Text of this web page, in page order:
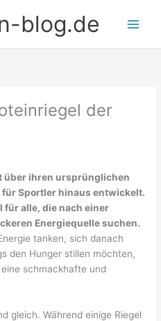
blog.de
der
über ihren ursprünglichen
Sportler hinaus entwickelt.
für alle, die nach einer
Energiequelle suchen.
tanken, sich danach
den Hunger stillen möchten,
schmackhafte und
gleich. Während einige Riegel